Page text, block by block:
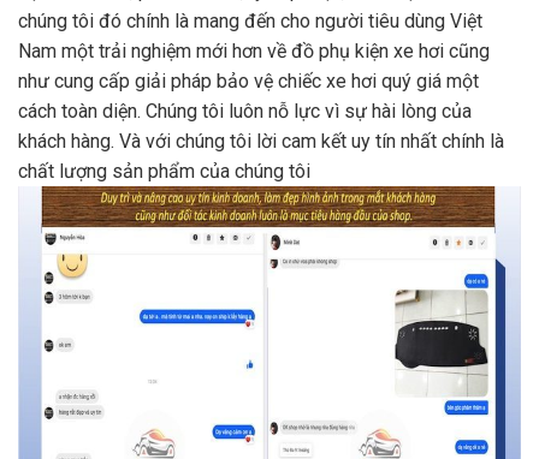
chúng tôi đó chính là mang đến cho người tiêu dùng Việt
Nam một trải nghiệm mới hơn về đồ phụ kiện xe hơi cũng
như cung cấp giải pháp bảo vệ chiếc xe hơi quý giá một
cách toàn diện. Chúng tôi luôn nỗ lực vì sự hài lòng của
khách hàng. Và với chúng tôi lời cam kết uy tín nhất chính là
chất lượng sản phẩm của chúng tôi